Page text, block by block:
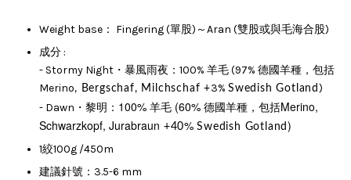
Weight base： Fingering (單股)～Aran (雙股或與毛海合股)
成分 :
- Stormy Night・暴風雨夜：100% 羊毛 (97% 德國羊種，包括
Merino, Bergschaf, Milchschaf +3% Swedish Gotland )
- Dawn・黎明： 100% 羊毛 (60% 德國羊種，包括Merino,
Schwarzkopf, Jurabraun +40%Swedish Gotland )
1絞100g /450m
建議針號：3.5-6 mm